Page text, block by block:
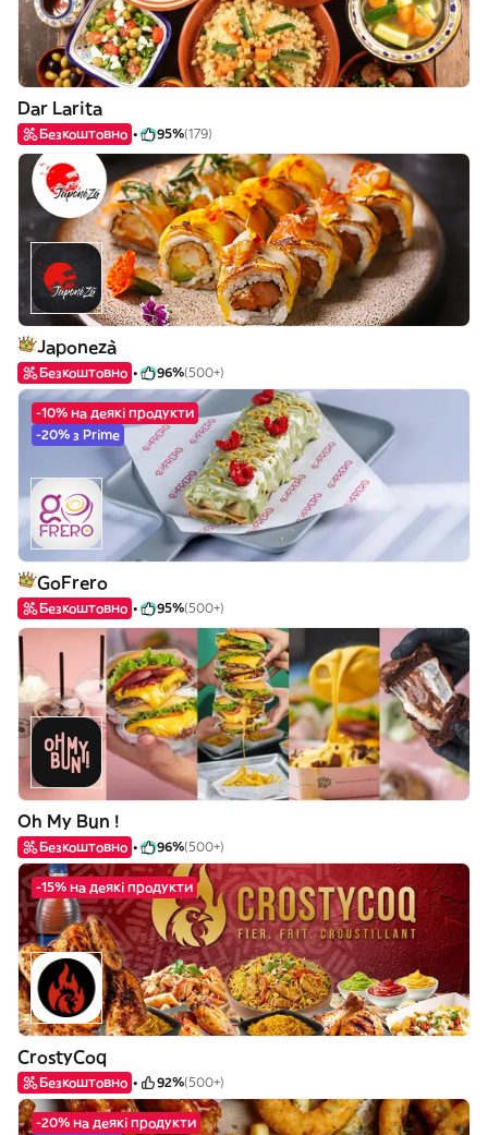
Dar Larita
Безкоштовно 95%(179)
Japonezà
Безкоштовно 96%(500+)
-10% на деякі продукти
-20% з Prime
GoFrero
Безкоштовно 95%(500+)
Oh My Bun !
Безкоштовно 96%(500+)
-15% на деякі продукти
CrostyCoq
Безкоштовно 92%(500+)
-20% на деякі продукти